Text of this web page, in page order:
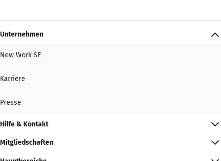
Unternehmen
New Work SE
Karriere
Presse
Hilfe & Kontakt
Mitgliedschaften